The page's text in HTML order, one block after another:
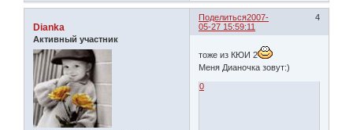
Поделиться 4
2007-
05-27 15:59:11
Dianka
Активный участник
тоже из КЮИ 2
Меня Дианочка зовут:)
0